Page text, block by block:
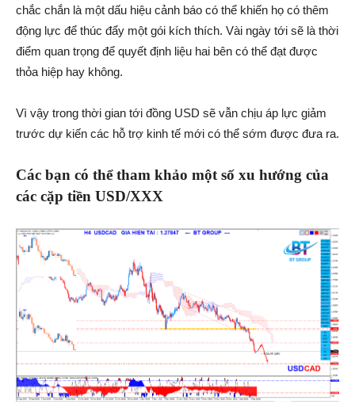
chắc chắn là một dấu hiệu cảnh báo có thể khiến họ có thêm
động lực để thúc đẩy một gói kích thích. Vài ngày tới sẽ là thời
điểm quan trọng để quyết định liệu hai bên có thể đạt được
thỏa hiệp hay không.
Vì vậy trong thời gian tới đồng USD sẽ vẫn chịu áp lực giảm
trước dự kiến các hỗ trợ kinh tế mới có thể sớm được đưa ra.
Các bạn có thể tham khảo một số xu hướng của
các cặp tiền USD/XXX